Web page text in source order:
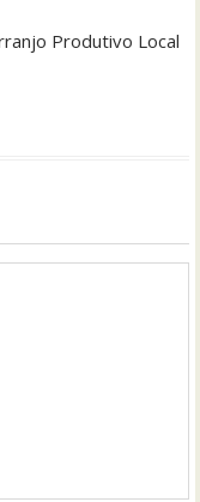
Produtivo Local